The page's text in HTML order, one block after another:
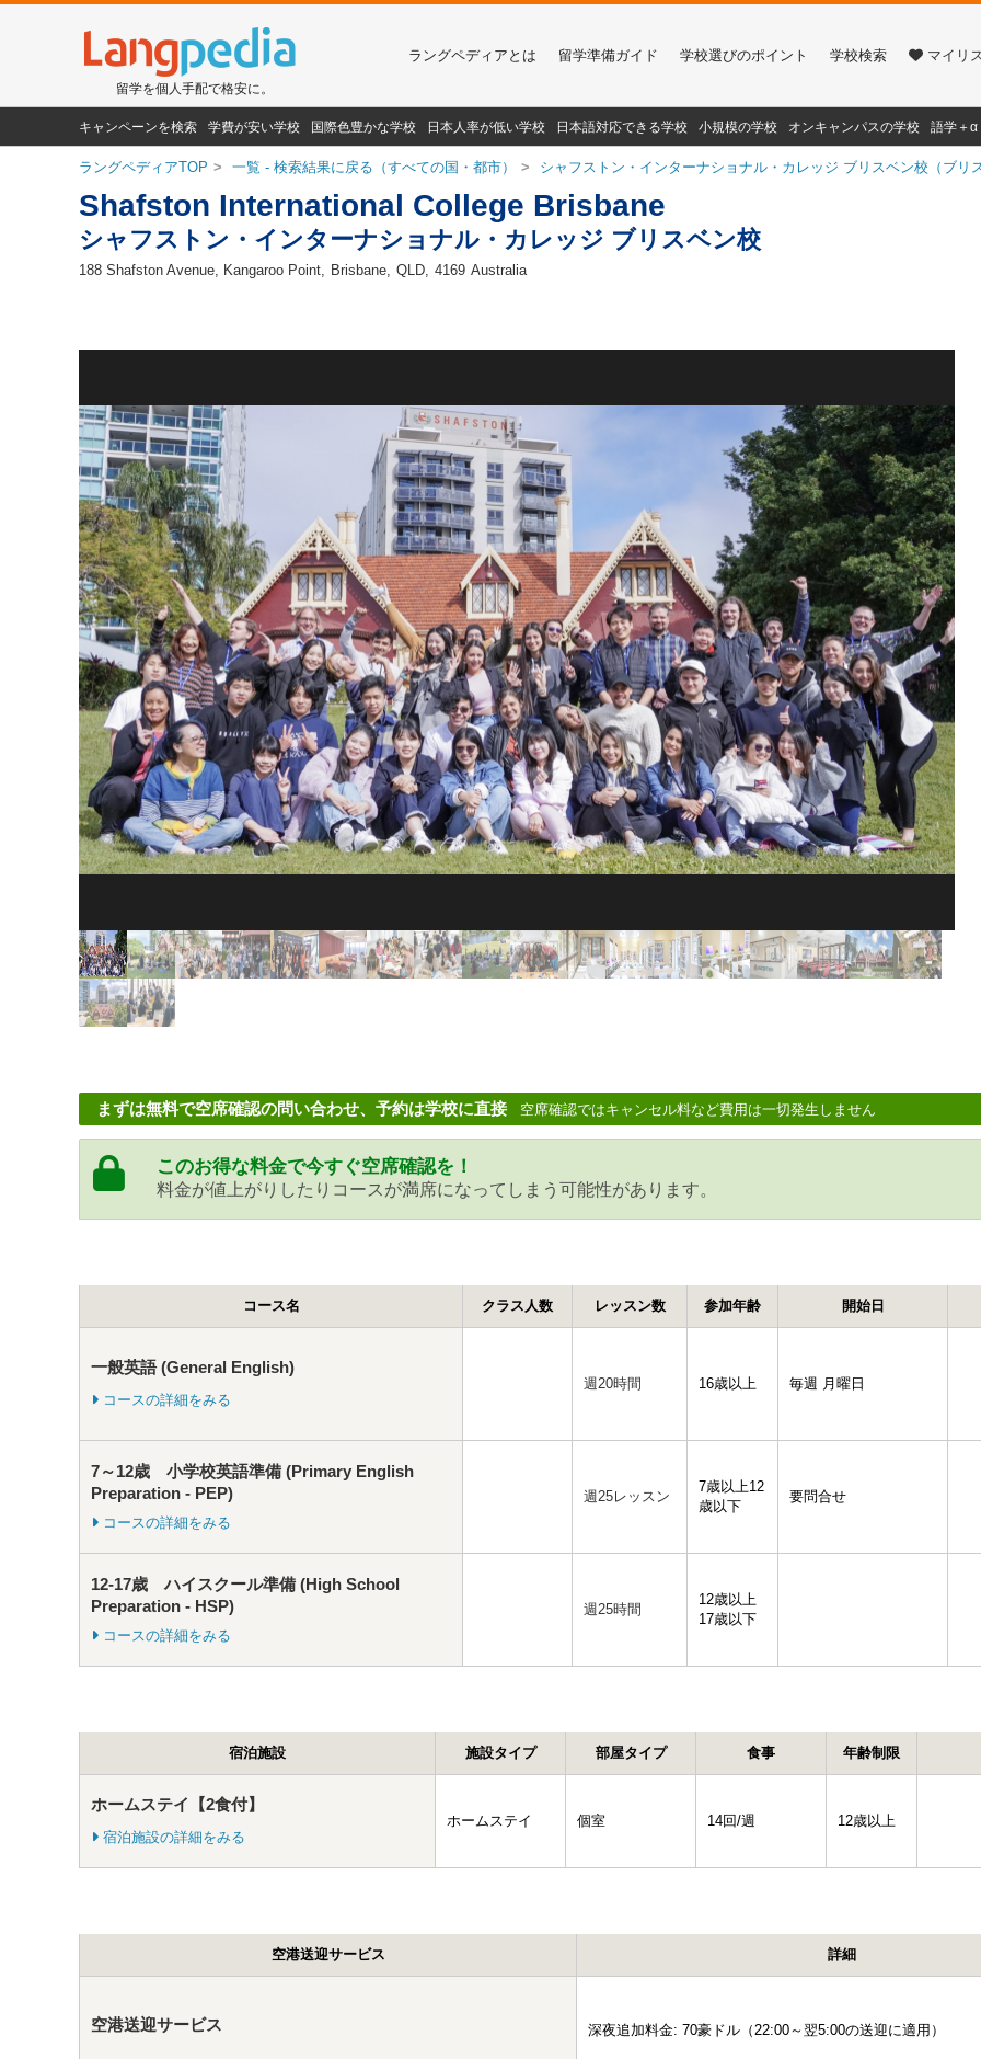
留学を個人手配で格安に。
ラングペディアとは 留学準備ガイド 学校選びのポイント 学校検索 マイリ
キャンペーンを検索 学費が安い学校 国際色豊かな学校 日本人率が低い学校 日本語対応できる学校 小規模の学校 オンキャンパスの学校 語学＋α
ラングペディアTOP 一覧 - 検索結果に戻る（すべての国・都市） シャフストン・インターナショナル・カレッジ ブリスベン校（ブリ
Shafston International College Brisbane
シャフストン・インターナショナル・カレッジ ブリスベン校
188 Shafston Avenue, Kangaroo Point, Brisbane QLD 4169 Australia
まずは無料で空席確認の問い合わせ、予約は学校に直接 空席確認ではキャンセル料など費用は一切発生しません
このお得な料金で今すぐ空席確認を！
料金が値上がりしたりコースが満席になってしまう可能性があります。
コース名 クラス人数 レッスン数 参加年齢 開始日
一般英語 (General English)
コースの詳細をみる
週20時間 16歳以上 毎週 月曜日
7～12歳 小学校英語準備 (Primary English
Preparation - PEP)
コースの詳細をみる
週25レッスン
7歳以上12
歳以下
要問合せ
12-17歳 ハイスクール準備 (High School
Preparation - HSP)
コースの詳細をみる
週25時間
12歳以上
17歳以下
宿泊施設 施設タイプ 部屋タイプ 食事 年齢制限
ホームステイ【2食付】
宿泊施設の詳細をみる
ホームステイ 個室 14回/週 12歳以上
空港送迎サービス 詳細
空港送迎サービス 深夜追加料金: 70豪ドル（22:00～翌5:00の送迎に適用）